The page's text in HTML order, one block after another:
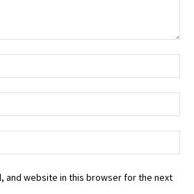
and website in this browser for the next